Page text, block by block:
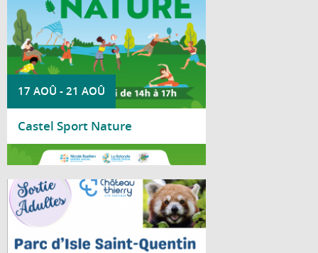
17 AOÛ -21 AOÛ
Castel Sport Nature
Lire la suite
Le Centre social Nicole Bastien vous
propose une sortie au Parc d'Isle, à Saint-
Quentin, le mardi 18 août, de 9 h à 17 h 30.